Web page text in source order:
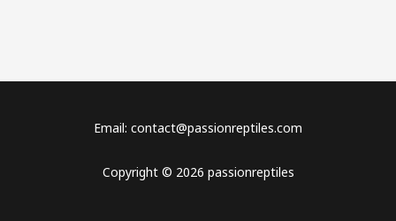
Email: contact@passionreptiles.com
Copyright © 2026 passionreptiles